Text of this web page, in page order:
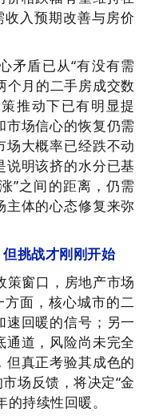
收入预期改善与房价
矛盾已从“有没有需
个月的二手房成交数
推动下已有明显提
市场信心的恢复仍需
大概率已经跌不动
说明该挤的水分已基
”之间的距离，仍需
体的心态修复来弥
挑战才刚刚开始
策窗口，房地产市场
方面，核心城市的二
回暖的信号；另一
道，风险尚未完全
但真正考验其成色的
场反馈，将决定“金
持续性回暖。